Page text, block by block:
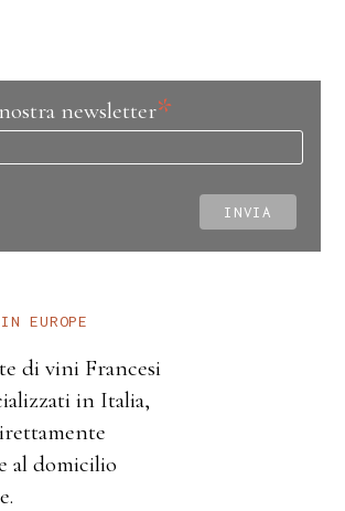
newsletter*
EUROPE
di vini Francesi
in Italia,
al domicilio